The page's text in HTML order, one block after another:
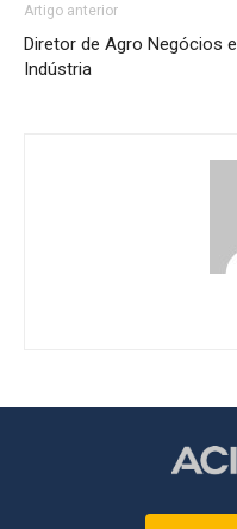
Artigo anterior
Diretor de Agro Negócios e
Indústria